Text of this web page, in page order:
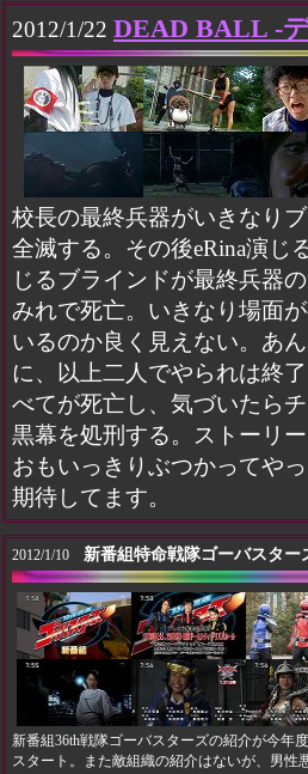
2012/1/22 DEAD BALL -
校長の最終兵器がいきなり
全滅する。その後eRina演じ
じるブラインドが最終兵器
みれで死亡。いきなり場面
いるのか良く見えない。あ
に、以上二人でやられは終
べてが死亡し、気づいたら
黒幕を処刑する。ストーリ
おもいっきりぶつかってや
期待してます。
2012/1/10 新番組特命戦隊ゴーバスター
新番組36th戦隊ゴーバスターズの紹介が今年
スタート。また敵組織の紹介はないが、男性